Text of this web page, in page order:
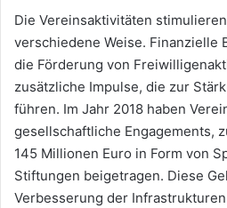
Die Vereinsaktivitäten
verschiedene Weise. Finanzielle
die Förderung von
zusätzliche Impulse, die zur
führen. Im Jahr 2018 haben
gesellschaftliche Engagements,
145 Millionen Euro in Form von
Stiftungen beigetragen. Diese
Verbesserung der